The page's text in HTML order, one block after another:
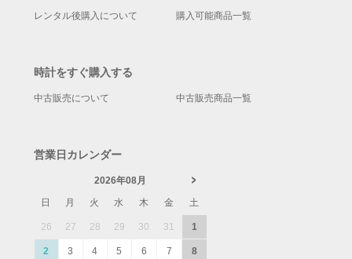
レンタル後購入について 購入可能商品一覧
時計をすぐ購入する
中古販売について 中古販売商品一覧
営業日カレンダー
2026年08月
日
月 火 水 木 金 土
26 27 28 29 30 31 1
2 3 4 5 6 7 8